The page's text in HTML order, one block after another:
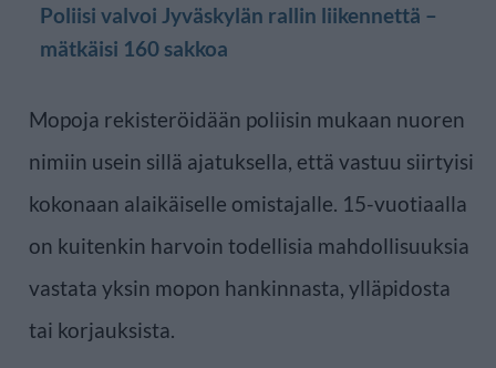
Poliisi valvoi Jyväskylän rallin liikennettä –
mätkäisi 160 sakkoa
Mopoja rekisteröidään poliisin mukaan nuoren
nimiin usein sillä ajatuksella, että vastuu siirtyisi
kokonaan alaikäiselle omistajalle. 15-vuotiaalla
on kuitenkin harvoin todellisia mahdollisuuksia
vastata yksin mopon hankinnasta, ylläpidosta
tai korjauksista.